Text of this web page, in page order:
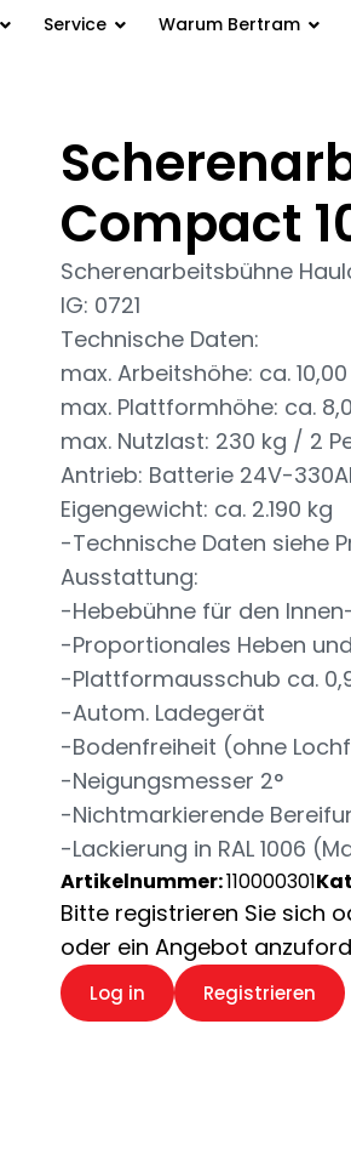
Service Warum Bertram
Compact
Scherenarbeitsbühne
IG: 0721
Technische Daten:
max. Arbeitshöhe: ca.
max. Plattformhöhe: ca.
max. Nutzlast: 230 kg / 2
Antrieb: Batterie 24V-
Eigengewicht: ca. 2.190 kg
-Technische Daten siehe
Ausstattung:
-Hebebühne für den
-Proportionales Heben
-Plattformausschub ca.
-Autom. Ladegerät
-Bodenfreiheit (ohne
-Neigungsmesser 2°
-Nichtmarkierende
-Lackierung in RAL 1006
Artikelnummer:110000301
Bitte registrieren Sie sich
oder ein Angebot
Log in Registrieren